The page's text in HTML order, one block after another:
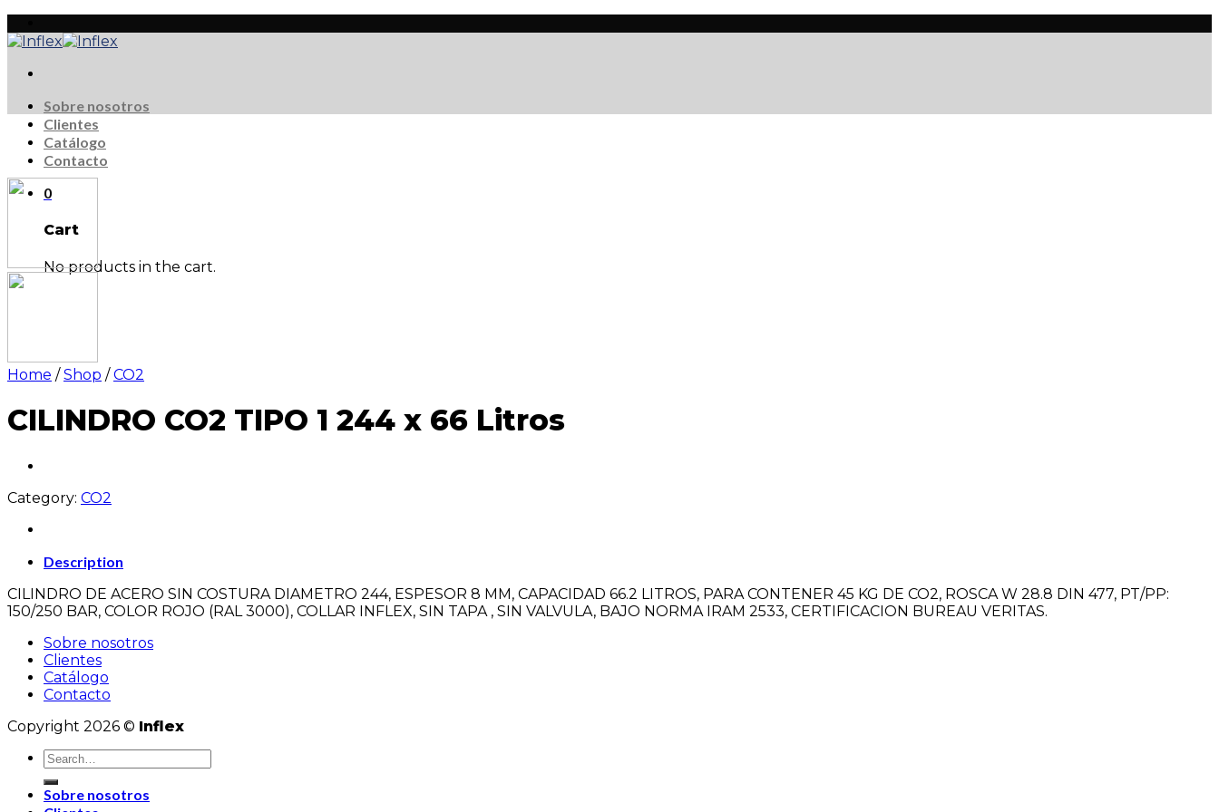
to
Sobre nosotros
Clientes
Catálogo
Contacto
0
Cart
No products in the cart.
Home / Shop / CO2
CILINDRO CO2 TIPO 1 244 x 66 Litros
Category: CO2
Description
CILINDRO DE ACERO SIN COSTURA DIAMETRO 244, ESPESOR 8 MM, CAPACIDAD 66.2 LITROS, PARA CONTENER 45 KG DE CO2, ROSCA W 28.8 DIN 477, PT/PP:
150/250 BAR, COLOR ROJO (RAL 3000), COLLAR INFLEX, SIN TAPA , SIN VALVULA, BAJO NORMA IRAM 2533, CERTIFICACION BUREAU VERITAS.
Sobre nosotros
Clientes
Catálogo
Contacto
Copyright 2026 © Inflex
Sobre nosotros